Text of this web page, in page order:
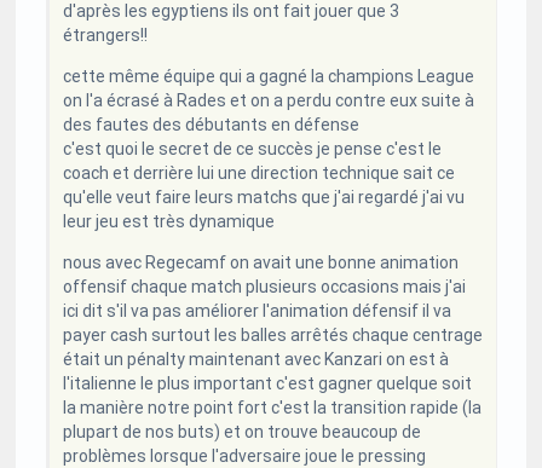
d'après les egyptiens ils ont fait jouer que 3
étrangers!!
cette même équipe qui a gagné la champions League
on l'a écrasé à Rades et on a perdu contre eux suite à
des fautes des débutants en défense
c'est quoi le secret de ce succès je pense c'est le
coach et derrière lui une direction technique sait ce
qu'elle veut faire leurs matchs que j'ai regardé j'ai vu
leur jeu est très dynamique
nous avec Regecamf on avait une bonne animation
offensif chaque match plusieurs occasions mais j'ai
ici dit s'il va pas améliorer l'animation défensif il va
payer cash surtout les balles arrêtés chaque centrage
était un pénalty maintenant avec Kanzari on est à
l'italienne le plus important c'est gagner quelque soit
la manière notre point fort c'est la transition rapide (la
plupart de nos buts) et on trouve beaucoup de
problèmes lorsque l'adversaire joue le pressing